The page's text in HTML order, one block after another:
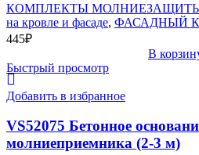
КОМПЛЕКТЫ
на кровле и фасаде, ФАСАДНЫЙ
445₽
В
Быстрый просмотр
Добавить в избранное
VS52075 Бетонное
молниеприемника (2-3 м)